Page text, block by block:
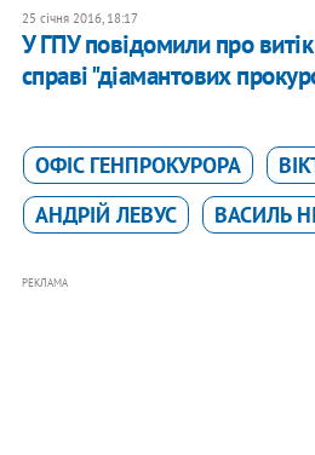
25 січня 2016, 18:17
У ГПУ повідомили про
справі "діамантових
ОФІС ГЕНПРОКУРОРА
АНДРІЙ ЛЕВУС
ВАСИЛЬ
РЕКЛАМА